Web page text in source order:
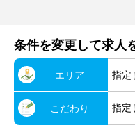
条件を変更して求人
エリア 指定
こだわり 指定